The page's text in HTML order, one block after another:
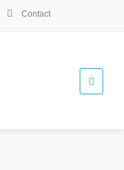
Contact